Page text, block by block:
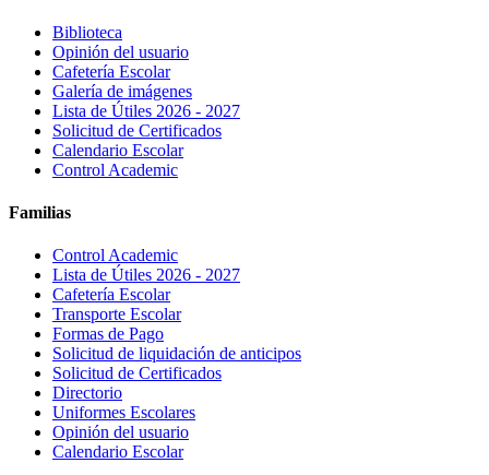
Biblioteca
Opinión del usuario
Cafetería Escolar
Galería de imágenes
Lista de Útiles 2026 - 2027
Solicitud de Certificados
Calendario Escolar
Control Academic
Familias
Control Academic
Lista de Útiles 2026 - 2027
Cafetería Escolar
Transporte Escolar
Formas de Pago
Solicitud de liquidación de anticipos
Solicitud de Certificados
Directorio
Uniformes Escolares
Opinión del usuario
Calendario Escolar